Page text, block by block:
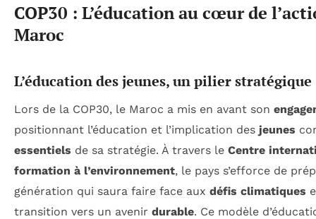
COP30 : L’éducation au cœur de
Maroc
L’éducation des jeunes, un pilier stratégique
Lors de la COP30, le Maroc a mis en avant son
positionnant l’éducation et l’implication des jeunes
essentiels de sa stratégie. À travers le Centre
formation à l’environnement, le pays s’efforce de
génération qui saura faire face aux défis climatiques
transition vers un avenir durable. Ce modèle